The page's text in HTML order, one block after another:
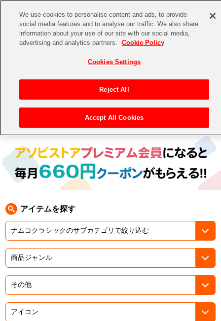
CHANNEL STORE EVENT
ゲーム 電子書籍
その他先行受付
アイドルマスターシリーズ
アイドルマスター
アイドルマスター ミリオンライブ！
アイドルマスター SideM
プロジェクトアイマス ヴイアライヴ
テイルズ オブ シリーズ
電音部
鉄拳
イベントグッズ
トイ・ホビー
> キャラクター > ナムコクラシック
アイテムを探す
We use cookies to personalise content and ads, to provide
social media features and to analyse our traffic. We also share
information about your use of our site with our social media,
advertising and analytics partners.
Cookie Policy
Cookies Settings
Reject All
Accept All Cookies